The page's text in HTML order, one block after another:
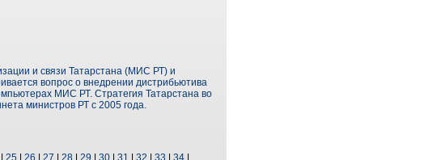
и связи Татарстана (МИС РТ) и
вопрос о внедрении дистрибьютива
МИС РТ. Стратегия Татарстана во
министров РТ с 2005 года.
25 26 27 28 29 30 31 32 33 34